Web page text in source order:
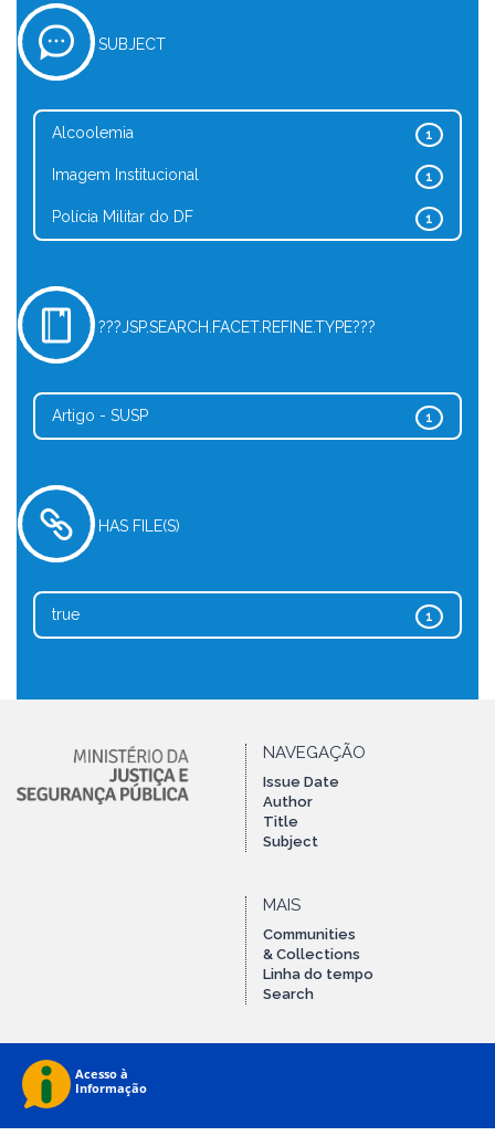
SUBJECT
1
Alcoolemia
1
Imagem Institucional
1
Polícia Militar do DF
???JSP.SEARCH.FACET.REFINE.TYPE???
1
Artigo - SUSP
HAS FILE(S)
1
true
NAVEGAÇÃO
Issue Date
Author
Title
Subject
MAIS
Communities
& Collections
Linha do tempo
Search